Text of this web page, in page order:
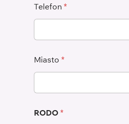
Telefon *
Miasto *
RODO *